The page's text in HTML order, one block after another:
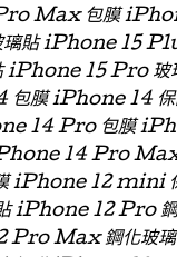
Max 包膜
貼 iPhone 15
15 Pro
膜 iPhone 14
14 Pro 包膜
14 Pro
iPhone 12 mini
12 Pro
Max 鋼化玻